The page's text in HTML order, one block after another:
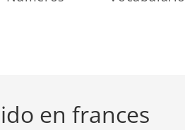
en frances